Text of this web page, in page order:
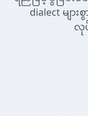
dialect မျာ
လု